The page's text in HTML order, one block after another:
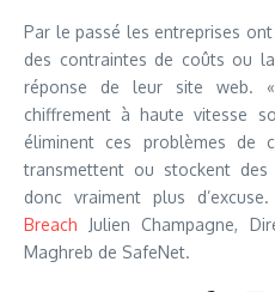
Par le passé les entreprises
des contraintes de coûts ou
réponse de leur site web.
chiffrement à haute vitesse
éliminent ces problèmes de
transmettent ou stockent
donc vraiment plus
Breach Julien Champagne,
Maghreb de SafeNet.